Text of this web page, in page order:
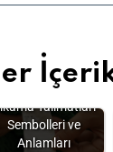
Talimatları
Sembolleri ve
Anlamları